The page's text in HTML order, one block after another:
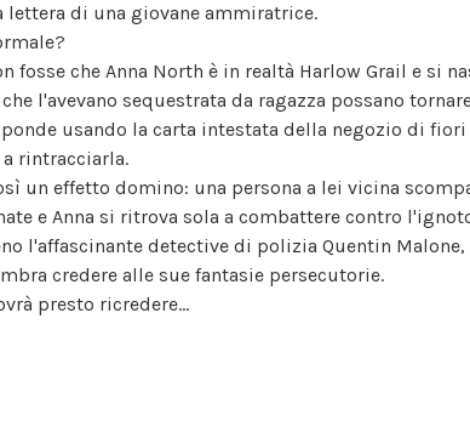
lettera di una giovane ammiratrice.
fosse che Anna North è in realtà Harlow Grail e si
l'avevano sequestrata da ragazza possano
usando la carta intestata della negozio di
rintracciarla.
un effetto domino: una persona a lei vicina
e Anna si ritrova sola a combattere contro
l'affascinante detective di polizia Quentin
credere alle sue fantasie persecutorie.
presto ricredere...